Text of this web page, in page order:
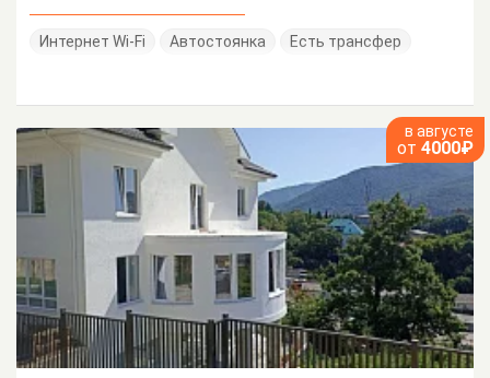
Интернет Wi-Fi Автостоянка Есть трансфер
в августе
от 4000₽